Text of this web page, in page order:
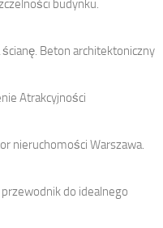
budynku.
Beton architektoniczny
Atrakcyjności
nieruchomości Warszawa.
do idealnego